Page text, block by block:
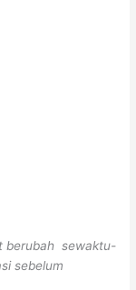
berubah sewaktu-
sebelum